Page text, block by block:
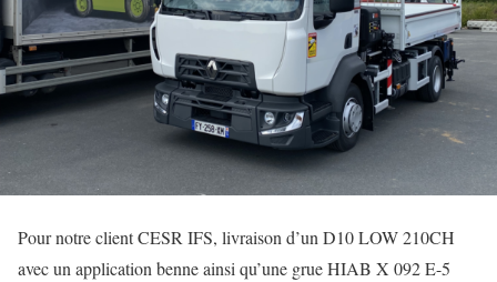
Pour notre client CESR IFS, livraison d’un D10 LOW 210CH
avec un application benne ainsi qu’une grue HIAB X 092 E-5